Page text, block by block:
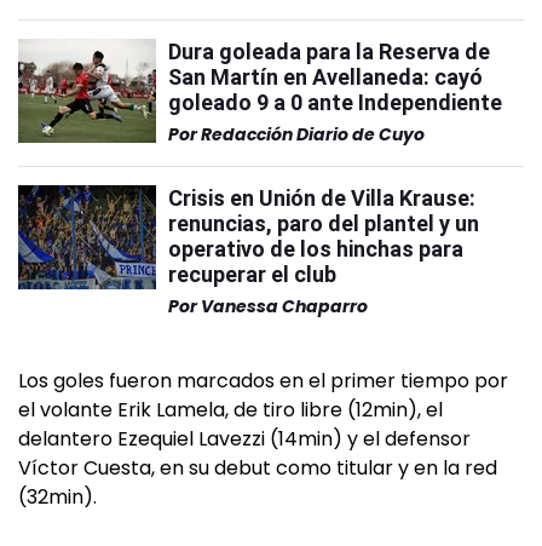
Dura goleada para la Reserva de
San Martín en Avellaneda: cayó
goleado 9 a 0 ante Independiente
PorRedacción Diario de Cuyo
Crisis en Unión de Villa Krause:
renuncias, paro del plantel y un
operativo de los hinchas para
recuperar el club
Por Vanessa Chaparro
Los goles fueron marcados en el primer tiempo por
el volante Erik Lamela, de tiro libre (12min), el
delantero Ezequiel Lavezzi (14min) y el defensor
Víctor Cuesta, en su debut como titular y en la red
(32min).